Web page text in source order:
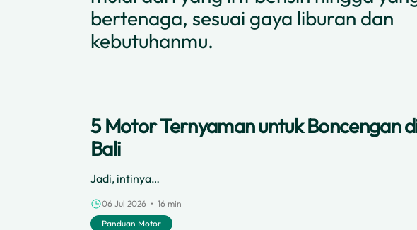
bertenaga, sesuai gaya liburan dan
kebutuhanmu.
5 Motor Ternyaman untuk Boncengan
Bali
Jadi, intinya…
06 Jul 2026 • 16 min
Panduan Motor